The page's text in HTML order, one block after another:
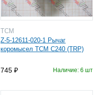
TCM
Z-5-12611-020-1 Рычаг
коромысел TCM C240 (TRP)
745 Наличие: 6 шт